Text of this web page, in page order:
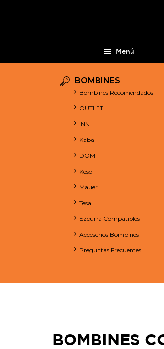
Menú
BOMBINES
Bombines Recomendados
OUTLET
INN
Kaba
DOM
Keso
Mauer
Tesa
Ezcurra Compatibles
Accesorios Bombines
Preguntas Frecuentes
BOMBINES